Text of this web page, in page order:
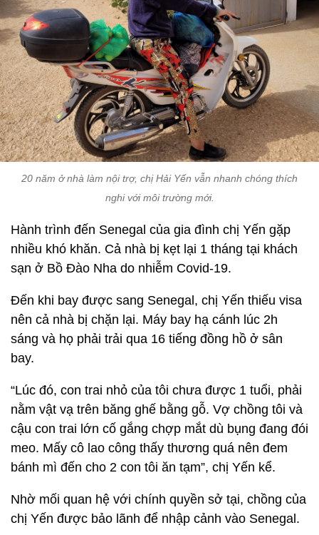
20 năm ở nhà làm nội trợ, chị Hải Yến vẫn nhanh chóng thích
nghi với môi trường mới.
Hành trình đến Senegal của gia đình chị Yến gặp
nhiều khó khăn. Cả nhà bị kẹt lại 1 tháng tại khách
sạn ở Bồ Đào Nha do nhiễm Covid-19.
Đến khi bay được sang Senegal, chị Yến thiếu visa
nên cả nhà bị chặn lại. Máy bay hạ cánh lúc 2h
sáng và họ phải trải qua 16 tiếng đồng hồ ở sân
bay.
“Lúc đó, con trai nhỏ của tôi chưa được 1 tuổi, phải
nằm vật vạ trên băng ghế bằng gỗ. Vợ chồng tôi và
cậu con trai lớn cố gắng chợp mắt dù bụng đang đói
meo. Mấy cô lao công thấy thương quá nên đem
bánh mì đến cho 2 con tôi ăn tạm”, chị Yến kể.
Nhờ mối quan hệ với chính quyền sở tại, chồng của
chị Yến được bảo lãnh để nhập cảnh vào Senegal.